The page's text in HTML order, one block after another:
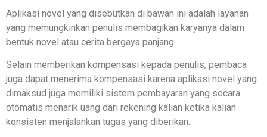
Aplikasi novel yang disebutkan di bawah ini adalah layanan
yang memungkinkan penulis membagikan karyanya dalam
bentuk novel atau cerita bergaya panjang.
Selain memberikan kompensasi kepada penulis, pembaca
juga dapat menerima kompensasi karena aplikasi novel yang
dimaksud juga memiliki sistem pembayaran yang secara
otomatis menarik uang dari rekening kalian ketika kalian
konsisten menjalankan tugas yang diberikan.